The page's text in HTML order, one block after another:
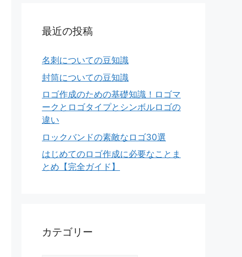
最近の投稿
名刺についての豆知識
封筒についての豆知識
ロゴ作成のための基礎知識！ロゴマ
ークとロゴタイプとシンボルロゴの
違い
ロックバンドの素敵なロゴ30選
はじめてのロゴ作成に必要なことま
とめ【完全ガイド】
カテゴリー